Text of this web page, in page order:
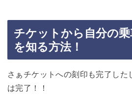
チケットから自分の
を知る方法！
さぁチケットへの刻印も完了した
は完了！！